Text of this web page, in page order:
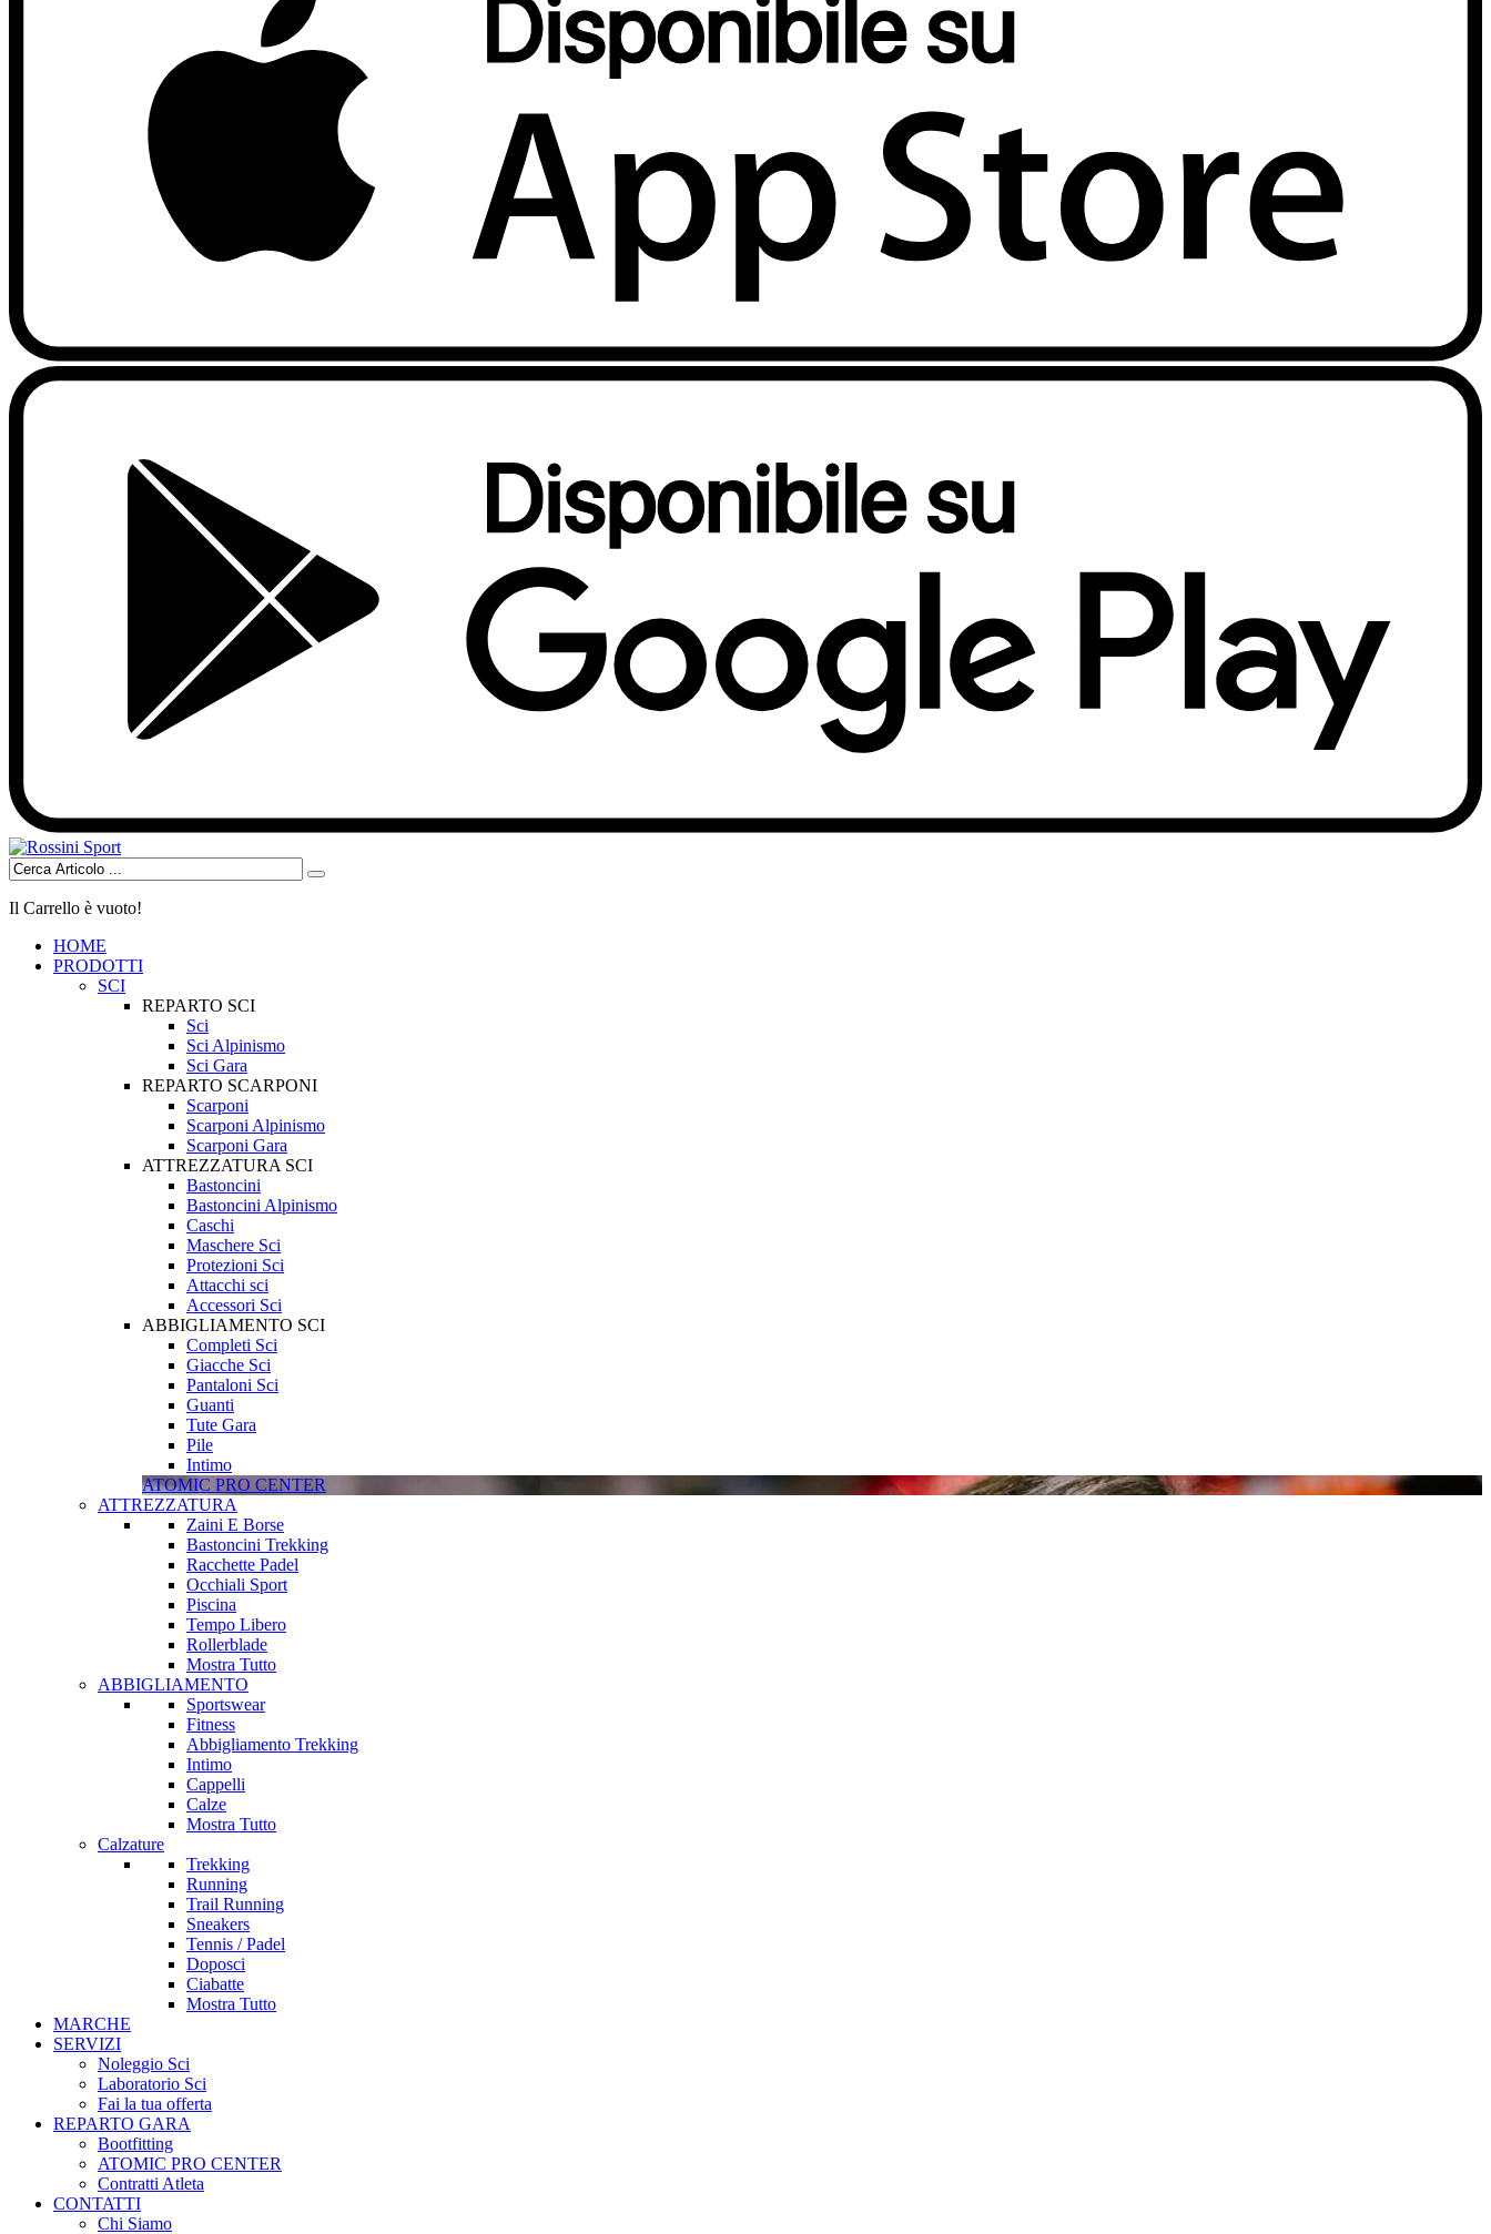
Il Carrello è vuoto!
HOME
PRODOTTI
SCI
REPARTO SCI
Sci
Sci Alpinismo
Sci Gara
REPARTO SCARPONI
Scarponi
Scarponi Alpinismo
Scarponi Gara
ATTREZZATURA SCI
Bastoncini
Bastoncini Alpinismo
Caschi
Maschere Sci
Protezioni Sci
Attacchi sci
Accessori Sci
ABBIGLIAMENTO SCI
Completi Sci
Giacche Sci
Pantaloni Sci
Guanti
Tute Gara
Pile
Intimo
ATOMIC PRO CENTER
ATTREZZATURA
Zaini E Borse
Bastoncini Trekking
Racchette Padel
Occhiali Sport
Piscina
Tempo Libero
Rollerblade
Mostra Tutto
ABBIGLIAMENTO
Sportswear
Fitness
Abbigliamento Trekking
Intimo
Cappelli
Calze
Mostra Tutto
Calzature
Trekking
Running
Trail Running
Sneakers
Tennis / Padel
Doposci
Ciabatte
Mostra Tutto
MARCHE
SERVIZI
Noleggio Sci
Laboratorio Sci
Fai la tua offerta
REPARTO GARA
Bootfitting
ATOMIC PRO CENTER
Contratti Atleta
CONTATTI
Chi Siamo